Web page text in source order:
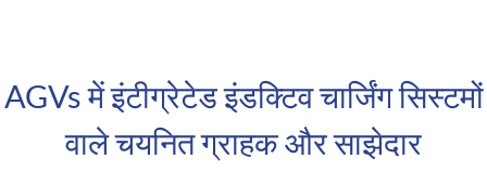
AGVs में इंटीग्रेटेड इंडक्टिव चार्जिंग सिस्टमों
वाले चयनित ग्राहक और साझेदार